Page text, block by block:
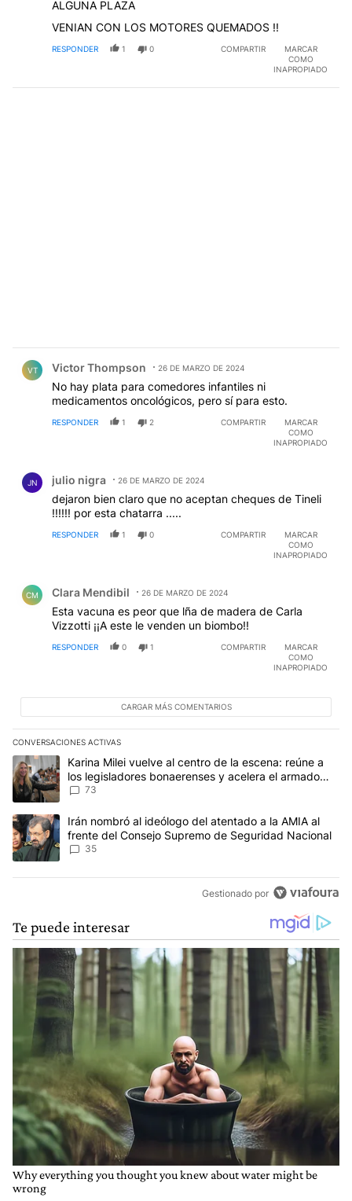
ALGUNA PLAZA
VENIAN CON LOS MOTORES QUEMADOS !!
RESPONDER 1 0 COMPARTIR
MARCAR
COMO
INAPROPIADO
VT Victor Thompson 26 DE MARZO DE 2024
No hay plata para comedores infantiles ni
medicamentos oncológicos, pero sí para esto.
RESPONDER 1 2 COMPARTIR
MARCAR
COMO
INAPROPIADO
JN julio nigra 26 DE MARZO DE 2024
dejaron bien claro que no aceptan cheques de Tineli
!!!!!! por esta chatarra .....
RESPONDER 1 0 COMPARTIR
MARCAR
COMO
INAPROPIADO
CM Clara Mendibil 26 DE MARZO DE 2024
Esta vacuna es peor que lña de madera de Carla
Vizzotti ¡¡A este le venden un biombo!!
RESPONDER 0 1 COMPARTIR
MARCAR
COMO
INAPROPIADO
CARGAR MÁS COMENTARIOS
CONVERSACIONES ACTIVAS
Este listado muestra los artículos con más comentarios en los
Un artículo de tendencia con el título "Karina Milei vuelve al
Karina Milei vuelve al centro de la escena: reúne a
los legisladores bonaerenses y acelera el armado
para 2027
73
Un artículo de tendencia con el título "Irán nombró al ideólogo
Irán nombró al ideólogo del atentado a la AMIA al
frente del Consejo Supremo de Seguridad Nacional
35
Gestionado por